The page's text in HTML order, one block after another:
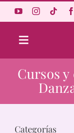
Toggle
Cursos
Categorías